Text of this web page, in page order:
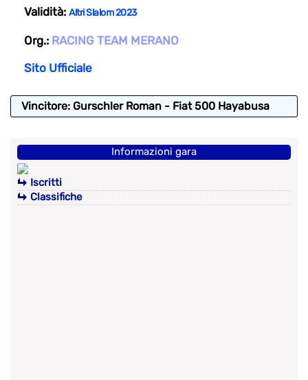
Validità: Altri Slalom 2023
Org.: RACING TEAM MERANO
Sito Ufficiale
Vincitore: Gurschler Roman - Fiat 500 Hayabusa
Informazioni gara
Iscritti
Classifiche